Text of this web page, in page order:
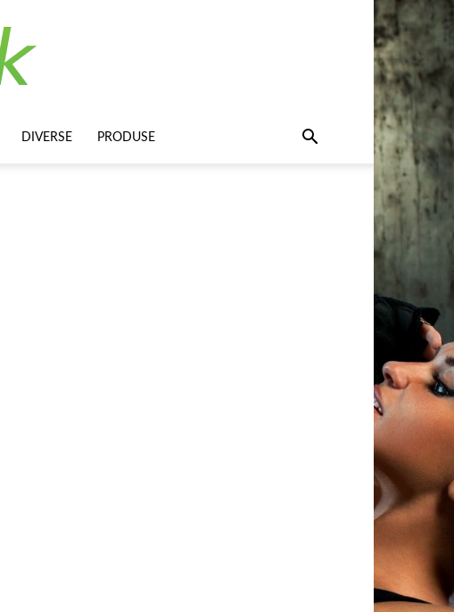
DIVERSE PRODUSE